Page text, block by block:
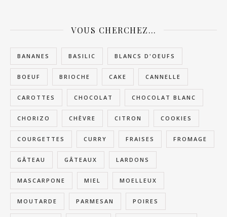
VOUS CHERCHEZ…
BANANES BASILIC BLANCS D'OEUFS
BOEUF BRIOCHE CAKE CANNELLE
CAROTTES CHOCOLAT CHOCOLAT BLANC
CHORIZO CHÈVRE CITRON COOKIES
COURGETTES CURRY FRAISES FROMAGE
GÂTEAU GÂTEAUX LARDONS
MASCARPONE MIEL MOELLEUX
MOUTARDE PARMESAN POIRES